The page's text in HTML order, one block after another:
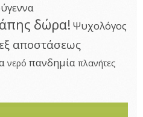
δώρα! Ψυχολόγος
εξ αποστάσεως
νερό πανδημία πλανήτες